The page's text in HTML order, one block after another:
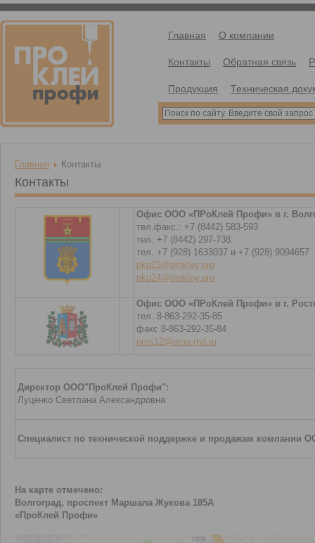
Главная О компании
Контакты Обратная связь
Продукция Техническая
Главная Контакты
Контакты
Офис ООО «ПРоКлей Профи» в г.
тел.факс.: +7 (8442) 583-593
тел. +7 (8442) 297-738.
тел. +7 (928) 1633037 и +7 (928) 9094657
pkp23@prokley.pro
pkp24@prokley.pro
Офис ООО «ПРоКлей Профи» в г.
тел. 8-863-292-35-85
факс 8-863-292-35-84
oms12@oms-rnd.ru
Директор ООО"ПроКлей Профи":
Луценко Светлана Александровна
Специалист по технической поддержке и продажам компании
На карте отмечено:
Волгоград, проспект Маршала Жукова 185А
«ПроКлей Профи»